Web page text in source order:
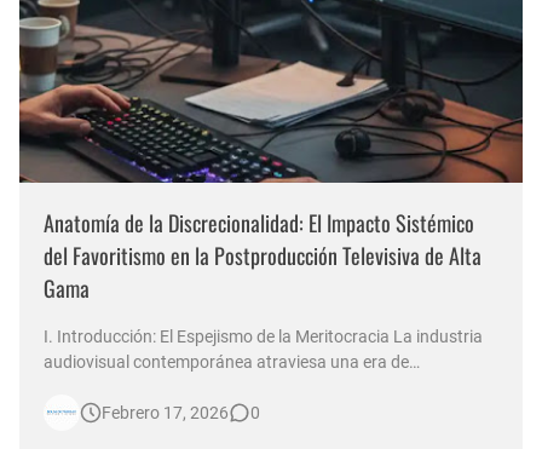
Anatomía de la Discrecionalidad: El Impacto Sistémico
del Favoritismo en la Postproducción Televisiva de Alta
Gama
I. Introducción: El Espejismo de la Meritocracia La industria
audiovisual contemporánea atraviesa una era de
noticias en Argentina invierten millones de dólares en
Febrero 17, 2026 0